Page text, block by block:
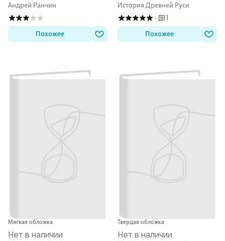
Андрей Ранчин
Похожее
История Древней Руси
·
1
Похожее
Мягкая обложка
Нет в наличии
Твердая обложка
Нет в наличии